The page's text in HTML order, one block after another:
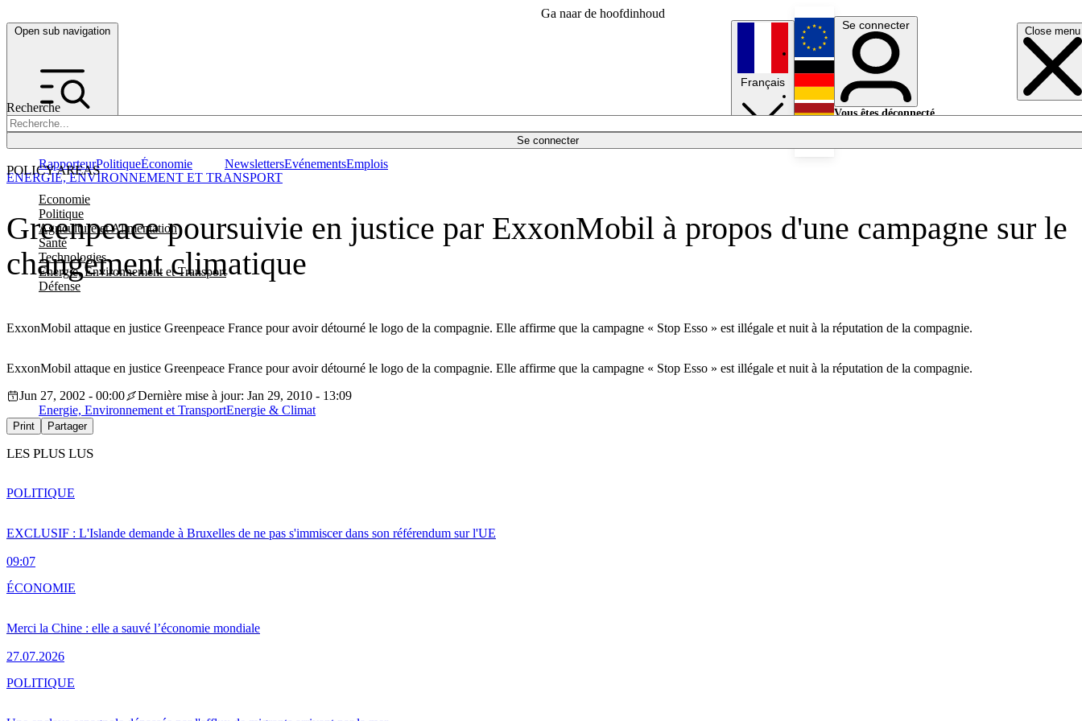
Ga naar de hoofdinhoud
Open sub navigation Close menu
Recherche
Se connecter
POLICY AREAS
Economie
Politique
Agriculture et Alimentation
Santé
Technologies
Energie, Environnement et Transport
Défense
RapporteurPolitiqueÉconomie NewslettersEvénementsEmplois
Français
English
Deutsch
Se connecter
Vous êtes déconnecté.
Greenpeace poursuivie en justice par ExxonMobil à propos d'une campagne sur le
changement climatique
ExxonMobil attaque en justice Greenpeace France pour avoir détourné le logo de la compagnie. Elle affirme que la campagne « Stop Esso » est illégale et nuit à la réputation de la compagnie.
ENERGIE, ENVIRONNEMENT ET TRANSPORT
ExxonMobil attaque en justice Greenpeace France pour avoir détourné le logo de la compagnie. Elle affirme que la campagne « Stop Esso » est illégale et nuit à la réputation de la compagnie.
Jun 27, 2002 - 00:00
Dernière mise à jour: Jan 29, 2010 - 13:09
Energie, Environnement et TransportEnergie & Climat
Print Partager
LES PLUS LUS
EXCLUSIF : L'Islande demande à Bruxelles de ne pas s'immiscer dans son référendum sur l'UE
09:07
POLITIQUE
Merci la Chine : elle a sauvé l’économie mondiale
27.07.2026
ÉCONOMIE
POLITIQUE